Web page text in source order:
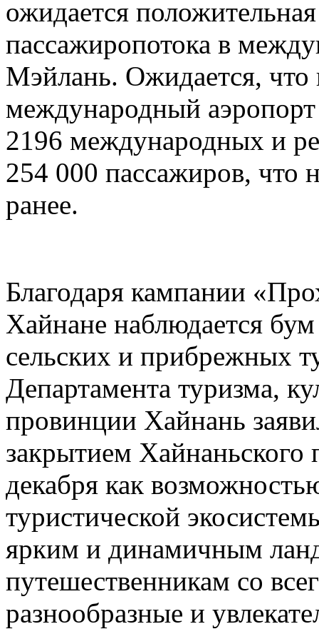
ожидается
пассажиропотока в
Мэйлань. Ожидается, что
международный
2196 международных и
254 000 пассажиров, что
ранее.
Благодаря кампании
Хайнане наблюдается
сельских и прибрежных
Департамента туризма,
провинции Хайнань
закрытием Хайнаньского
декабря как
туристической
ярким и динамичным
путешественникам со
разнообразные и